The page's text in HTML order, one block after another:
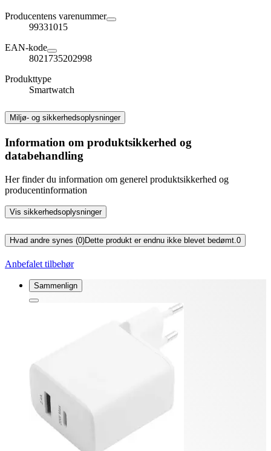
Producentens varenummer
99331015
EAN-kode
8021735202998
Produkttype
Smartwatch
Miljø- og sikkerhedsoplysninger
Information om produktsikkerhed og
databehandling
Her finder du information om generel produktsikkerhed og
producentinformation
Vis sikkerhedsoplysninger
Hvad andre synes (0)Dette produkt er endnu ikke blevet bedømt. 0
Anbefalet tilbehør
Sammenlign